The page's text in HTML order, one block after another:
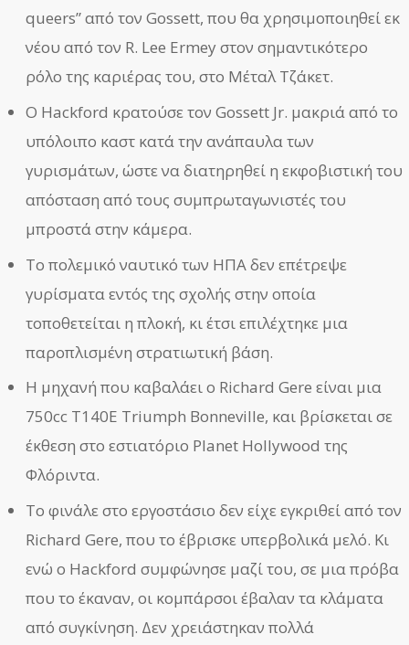
queers” από τον Gossett, που θα χρησιμοποιηθεί εκ
νέου από τον R. Lee Ermey στον σημαντικότερο
ρόλο της καριέρας του, στο Μέταλ Τζάκετ.
Ο Hackford κρατούσε τον Gossett Jr. μακριά από το
υπόλοιπο καστ κατά την ανάπαυλα των
γυρισμάτων, ώστε να διατηρηθεί η εκφοβιστική του
απόσταση από τους συμπρωταγωνιστές του
μπροστά στην κάμερα.
Το πολεμικό ναυτικό των ΗΠΑ δεν επέτρεψε
γυρίσματα εντός της σχολής στην οποία
τοποθετείται η πλοκή, κι έτσι επιλέχτηκε μια
παροπλισμένη στρατιωτική βάση.
Η μηχανή που καβαλάει ο Richard Gere είναι μια
750cc T140E Triumph Bonneville, και βρίσκεται σε
έκθεση στο εστιατόριο Planet Hollywood της
Φλόριντα.
Το φινάλε στο εργοστάσιο δεν είχε εγκριθεί από τον
Richard Gere, που το έβρισκε υπερβολικά μελό. Κι
ενώ ο Hackford συμφώνησε μαζί του, σε μια πρόβα
που το έκαναν, οι κομπάρσοι έβαλαν τα κλάματα
από συγκίνηση. Δεν χρειάστηκαν πολλά